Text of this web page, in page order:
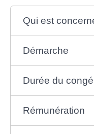
Qui est
Démarche
Durée du congé
Rémunération